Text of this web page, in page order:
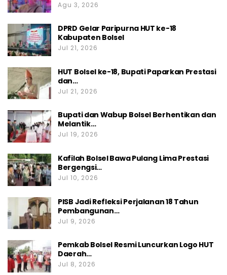
Agu 3, 2026
DPRD Gelar Paripurna HUT ke-18
Kabupaten Bolsel
Jul 21, 2026
HUT Bolsel ke-18, Bupati Paparkan Prestasi
dan…
Jul 21, 2026
Bupati dan Wabup Bolsel Berhentikan dan
Melantik…
Jul 19, 2026
Kafilah Bolsel Bawa Pulang Lima Prestasi
Bergengsi…
Jul 10, 2026
PISB Jadi Refleksi Perjalanan 18 Tahun
Pembangunan…
Jul 9, 2026
Pemkab Bolsel Resmi Luncurkan Logo HUT
Daerah…
Jul 8, 2026